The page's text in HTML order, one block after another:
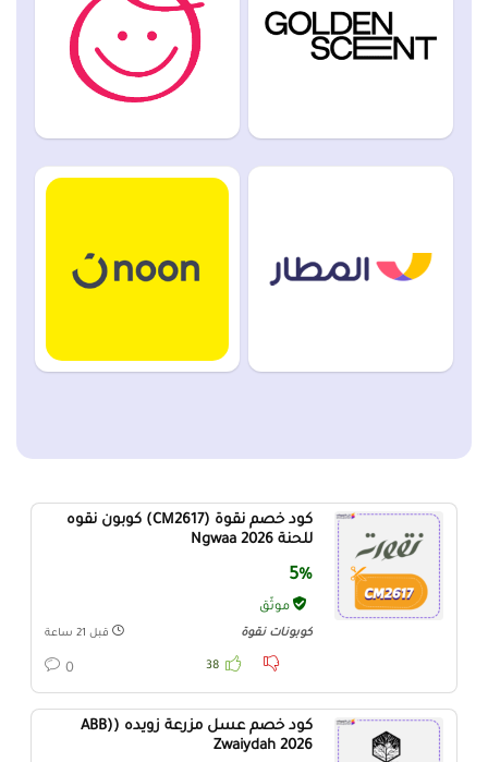
كود خصم نقوة (CM2617) كوبون نقوه
للحنة Ngwaa 2026
5%
موثّق
كوبونات نقوة قبل 21 ساعة
38
0
كود خصم عسل مزرعة زويده (ABB)
Zwaiydah 2026